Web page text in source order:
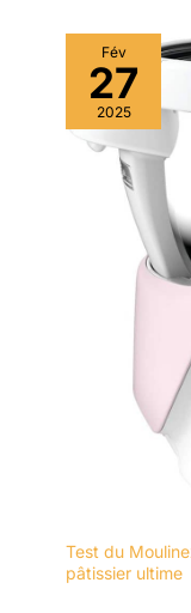
Fév
27
2025
Test du
pâtissier ultime